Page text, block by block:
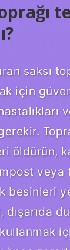
saksı
için
öldürün,
veya
besinleri